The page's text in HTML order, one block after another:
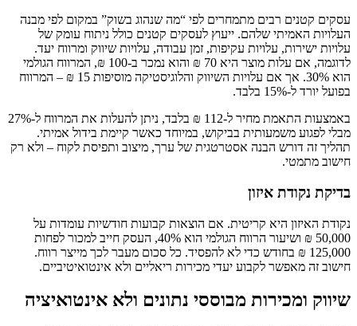
עסקים קטנים רבים מתמחרים לפי “מה שנהוג בשוק” במקום לפי מבנה
העלויות האמיתי שלהם. ייעוץ לעסקים קטנים כולל ניתוח עומק של
עלויות ישירות, עלויות עקיפות, זמן עבודה, עלויות שיווק ומרווח יעד.
לדוגמה, אם עלות מוצר היא 70 ₪ והוא נמכר ב-100 ₪, המרווח הגולמי
הוא 30%. אך אם עלויות השיווק והלוגיסטיקה מוסיפות 15 ₪ – המרווח
בפועל יורד ל-15% בלבד.
באמצעות התאמת מחיר ל-112 ₪ בלבד, ניתן להעלות את המרווח ל-27%
מבלי לפגוע משמעותית בביקוש, במיוחד כאשר קיימת בידול אמיתי.
תהליך זה דורש הבנה אסטרטגית של ערך, מיצוב ותפיסת לקוח – ולא רק
חישוב מתמטי.
בדיקת נקודת איזון
נקודת האיזון היא קריטית. אם הוצאות קבועות חודשיות עומדות על
50,000 ₪ ושיעור הרווח הגולמי הוא 40%, העסק חייב למכור לפחות
125,000 ₪ בחודש כדי לא להפסיד. כל סכום מעבר לכך מייצר רווח.
חישוב זה מאפשר לקבוע יעדי מכירות ריאליים ולא אינטואיטיביים.
שיווק ומכירות מבוססי נתונים ולא אינטואיציה